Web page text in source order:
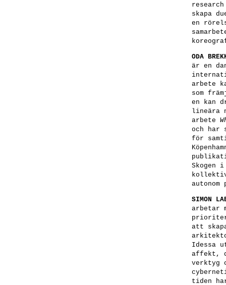
skapa
en
ODA
är en
arbete
som
en kan
lineära
arbete
och har
för
Skogen
SIMON
arbetar
att
Idessa
affekt,
verktyg
tiden